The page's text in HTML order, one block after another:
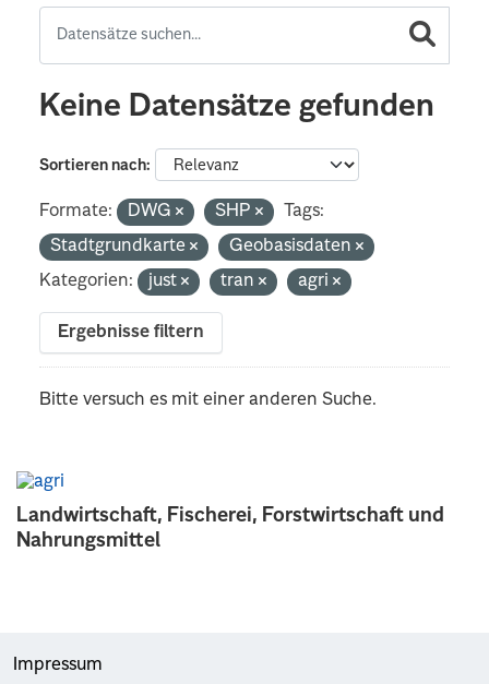
Landwirtschaft, Fischerei, Forstwirtschaft und
Nahrungsmittel
Keine Datensätze gefunden
Sortieren nach
Formate: DWG SHP
Tags:
Stadtgrundkarte
Geobasisdaten
Kategorien:
just tran agri
Ergebnisse filtern
Bitte versuch es mit einer anderen Suche.
Impressum